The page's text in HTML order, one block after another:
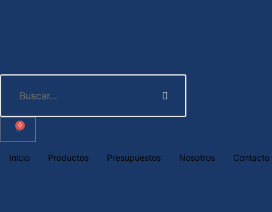
0
Inicio Productos Presupuestos Nosotros Contacto